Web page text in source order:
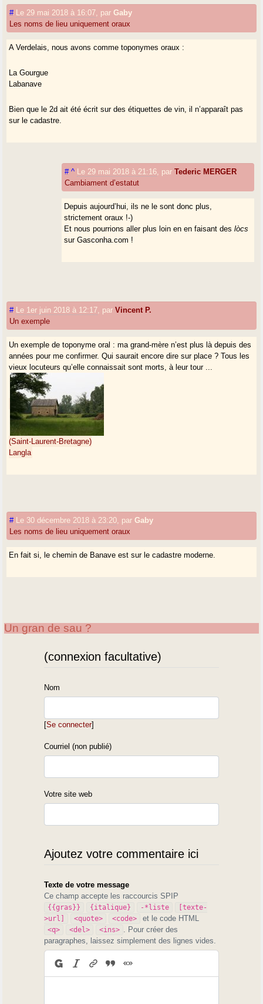
# Le 29 mai 2018 à 16:07 parGaby
Les noms de lieu uniquement oraux
A Verdelais, nous avons comme toponymes oraux :
La Gourgue
Labanave
Bien que le 2d ait été écrit sur des étiquettes de vin, il n’apparaît pas
sur le cadastre.
# ^ Le 29 mai 2018 à 21:16 parTederic MERGER
Cambiament d’estatut
Depuis aujourd’hui, ils ne le sont donc plus,
strictement oraux !-)
Et nous pourrions aller plus loin en en faisant deslòcs
sur Gasconha.com !
# Le 1er juin 2018 à 12:17 parVincent P.
Un exemple
Un exemple de toponyme oral : ma grand-mère n’est plus là depuis des
années pour me confirmer. Qui saurait encore dire sur place ? Tous les
vieux locuteurs qu’elle connaissait sont morts, à leur tour ...
(Saint-Laurent-Bretagne)
Langla
# Le 30 décembre 2018 à 23:20 parGaby
Les noms de lieu uniquement oraux
En fait si, le chemin de Banave est sur le cadastre moderne.
Un gran de sau ?
(connexion facultative)
Nom
[Se connecter]
Courriel (non publié)
Votre site web
Ajoutez votre commentaire ici
Texte de votre message
Ce champ accepte les raccourcis SPIP
{{gras}} {italique} -*liste
[texte-
>url]
<quote> <code> et le code HTML
<q> <del> <ins>
. Pour créer des
paragraphes, laissez simplement des lignes vides.